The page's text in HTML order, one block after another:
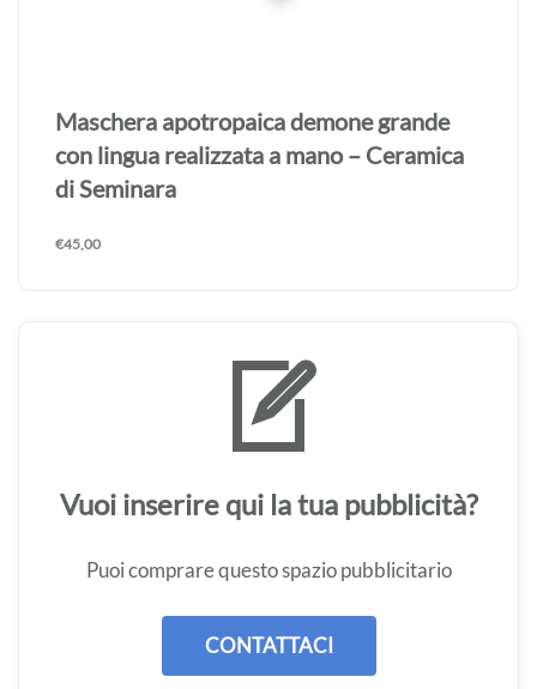
Maschera apotropaica demone grande
con lingua realizzata a mano – Ceramica
di Seminara
€45,00
Vuoi inserire qui la tua pubblicità?
Puoi comprare questo spazio pubblicitario
CONTATTACI